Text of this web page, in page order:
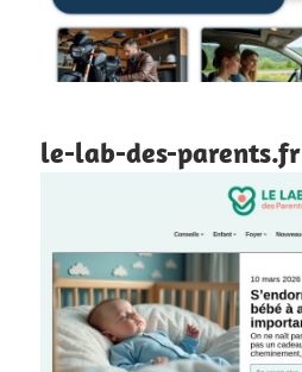
le-lab-des-parents.fr